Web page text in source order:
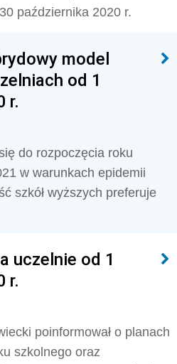
października 2020 r.
model
od 1
r.
do rozpoczęcia roku
w warunkach epidemii
szkół wyższych preferuje
uczelnie od 1
r.
poinformował o planach
szkolnego oraz